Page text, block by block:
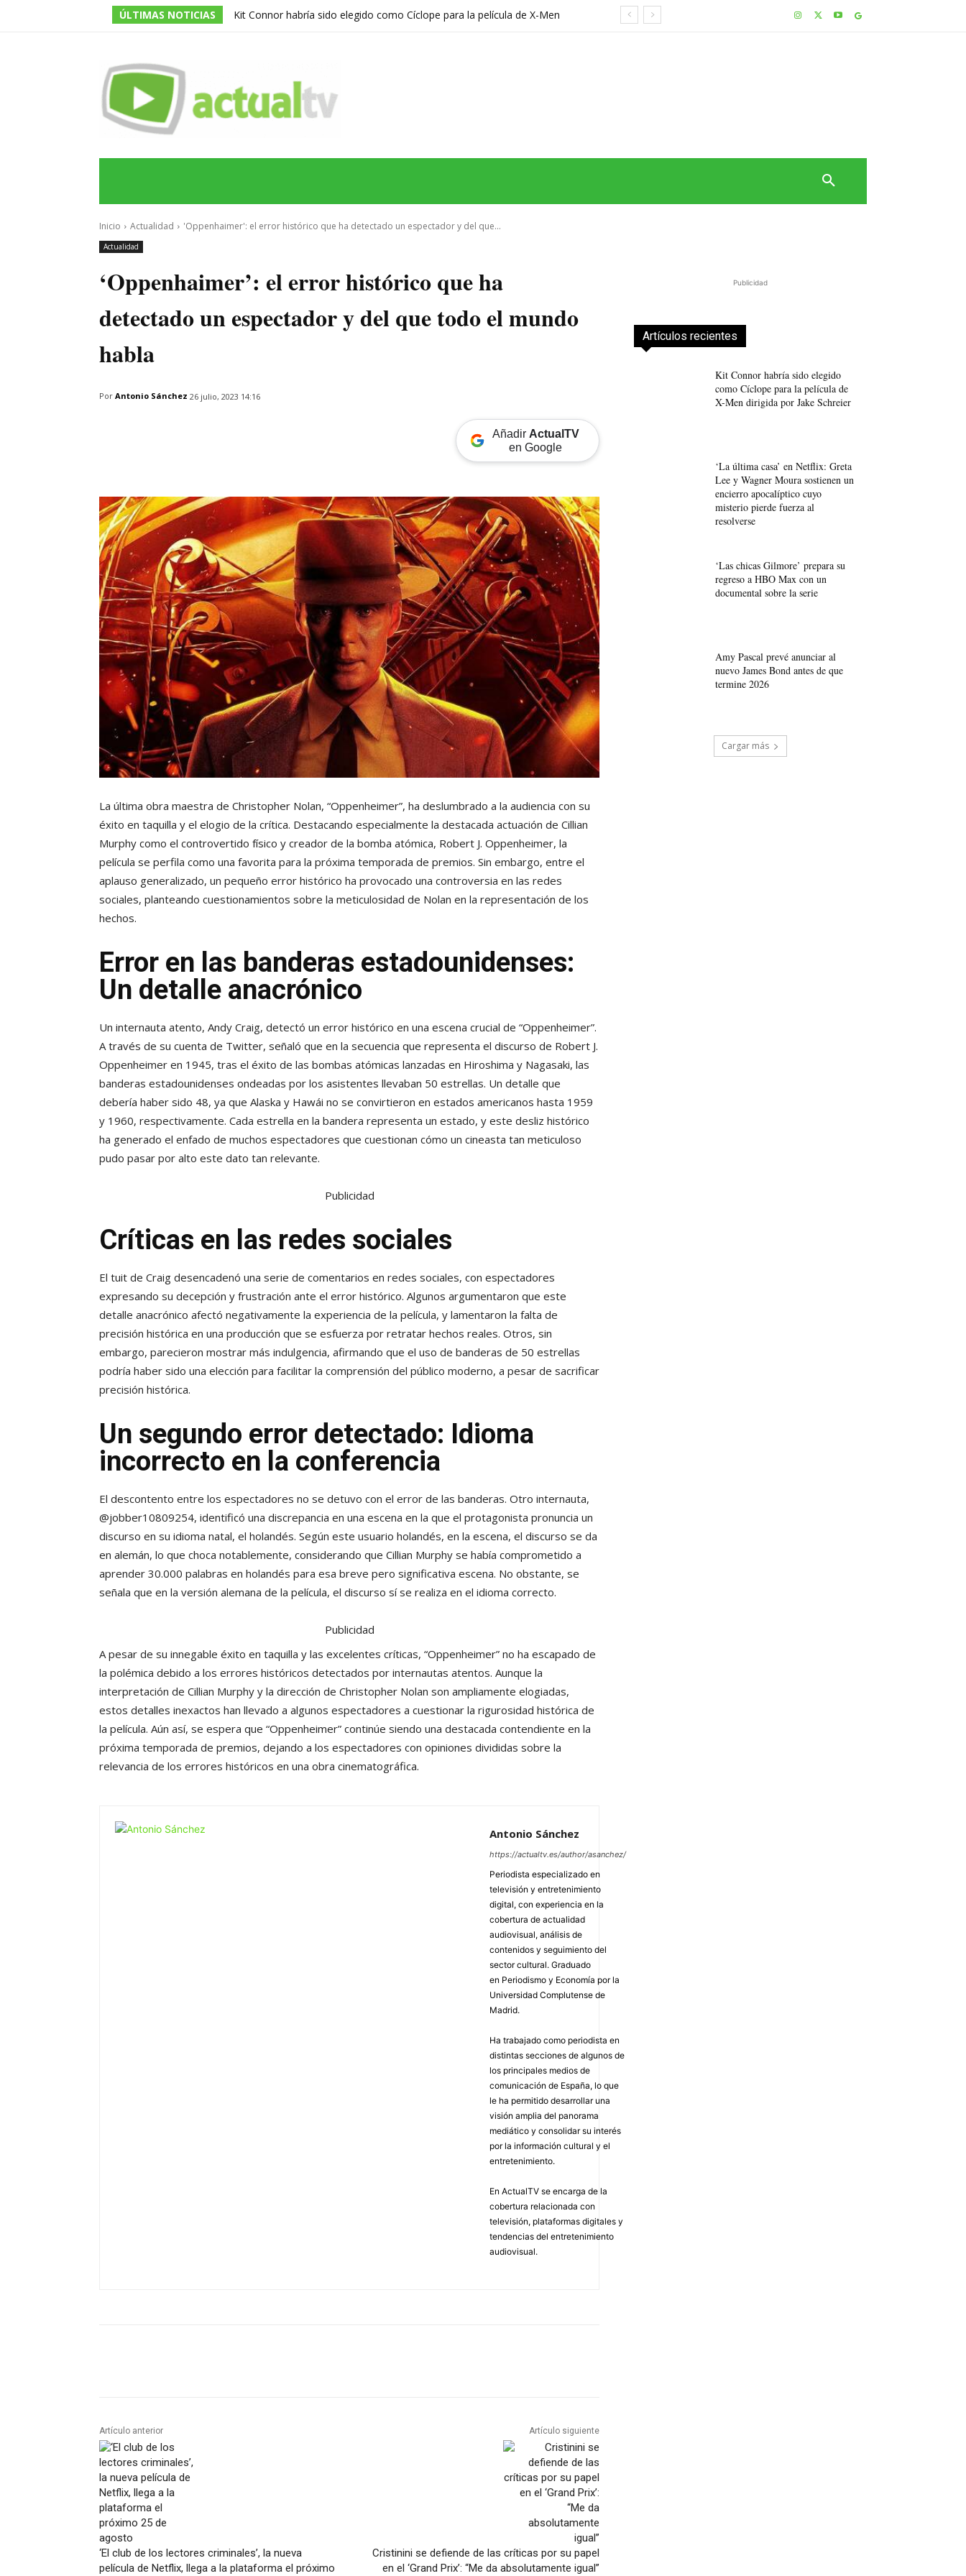
ÚLTIMAS NOTICIAS
Kit Connor habría sido elegido como Cíclope para la película de X-Men
Inicio Actualidad 'Oppenhaimer': el error histórico que ha detectado un espectador y del que...
Actualidad
‘Oppenhaimer’: el error histórico que ha
detectado un espectador y del que todo el mundo
habla
Por Antonio Sánchez 26 julio, 2023 14:16
Añadir ActualTV
en Google
La última obra maestra de Christopher Nolan, “Oppenheimer”, ha deslumbrado a la audiencia con su
éxito en taquilla y el elogio de la crítica. Destacando especialmente la destacada actuación de Cillian
Murphy como el controvertido físico y creador de la bomba atómica, Robert J. Oppenheimer, la
película se perfila como una favorita para la próxima temporada de premios. Sin embargo, entre el
aplauso generalizado, un pequeño error histórico ha provocado una controversia en las redes
sociales, planteando cuestionamientos sobre la meticulosidad de Nolan en la representación de los
hechos.
Error en las banderas estadounidenses:
Un detalle anacrónico
Un internauta atento, Andy Craig, detectó un error histórico en una escena crucial de “Oppenheimer”.
A través de su cuenta de Twitter, señaló que en la secuencia que representa el discurso de Robert J.
Oppenheimer en 1945, tras el éxito de las bombas atómicas lanzadas en Hiroshima y Nagasaki, las
banderas estadounidenses ondeadas por los asistentes llevaban 50 estrellas. Un detalle que
debería haber sido 48, ya que Alaska y Hawái no se convirtieron en estados americanos hasta 1959
y 1960, respectivamente. Cada estrella en la bandera representa un estado, y este desliz histórico
ha generado el enfado de muchos espectadores que cuestionan cómo un cineasta tan meticuloso
pudo pasar por alto este dato tan relevante.
Publicidad
Críticas en las redes sociales
El tuit de Craig desencadenó una serie de comentarios en redes sociales, con espectadores
expresando su decepción y frustración ante el error histórico. Algunos argumentaron que este
detalle anacrónico afectó negativamente la experiencia de la película, y lamentaron la falta de
precisión histórica en una producción que se esfuerza por retratar hechos reales. Otros, sin
embargo, parecieron mostrar más indulgencia, afirmando que el uso de banderas de 50 estrellas
podría haber sido una elección para facilitar la comprensión del público moderno, a pesar de sacrificar
precisión histórica.
Un segundo error detectado: Idioma
incorrecto en la conferencia
El descontento entre los espectadores no se detuvo con el error de las banderas. Otro internauta,
@jobber10809254, identificó una discrepancia en una escena en la que el protagonista pronuncia un
discurso en su idioma natal, el holandés. Según este usuario holandés, en la escena, el discurso se da
en alemán, lo que choca notablemente, considerando que Cillian Murphy se había comprometido a
aprender 30.000 palabras en holandés para esa breve pero significativa escena. No obstante, se
señala que en la versión alemana de la película, el discurso sí se realiza en el idioma correcto.
Publicidad
A pesar de su innegable éxito en taquilla y las excelentes críticas, “Oppenheimer” no ha escapado de
la polémica debido a los errores históricos detectados por internautas atentos. Aunque la
interpretación de Cillian Murphy y la dirección de Christopher Nolan son ampliamente elogiadas,
estos detalles inexactos han llevado a algunos espectadores a cuestionar la rigurosidad histórica de
la película. Aún así, se espera que “Oppenheimer” continúe siendo una destacada contendiente en la
próxima temporada de premios, dejando a los espectadores con opiniones divididas sobre la
relevancia de los errores históricos en una obra cinematográfica.
Antonio Sánchez
https://actualtv.es/author/asanchez/
Periodista especializado en
televisión y entretenimiento
digital, con experiencia en la
cobertura de actualidad
audiovisual, análisis de
contenidos y seguimiento del
sector cultural. Graduado
en Periodismo y Economía por la
Universidad Complutense de
Madrid.
Ha trabajado como periodista en
distintas secciones de algunos de
los principales medios de
comunicación de España, lo que
le ha permitido desarrollar una
visión amplia del panorama
mediático y consolidar su interés
por la información cultural y el
entretenimiento.
En ActualTV se encarga de la
cobertura relacionada con
televisión, plataformas digitales y
tendencias del entretenimiento
audiovisual.
Artículo anterior
‘El club de los lectores criminales’, la nueva
película de Netflix, llega a la plataforma el próximo
Artículo siguiente
Cristinini se defiende de las críticas por su papel
en el ‘Grand Prix’: “Me da absolutamente igual”
Publicidad
Artículos recientes
Kit Connor habría sido elegido
como Cíclope para la película de
X-Men dirigida por Jake Schreier
‘La última casa’ en Netflix: Greta
Lee y Wagner Moura sostienen un
encierro apocalíptico cuyo
misterio pierde fuerza al
resolverse
‘Las chicas Gilmore’ prepara su
regreso a HBO Max con un
documental sobre la serie
Amy Pascal prevé anunciar al
nuevo James Bond antes de que
termine 2026
Cargar más